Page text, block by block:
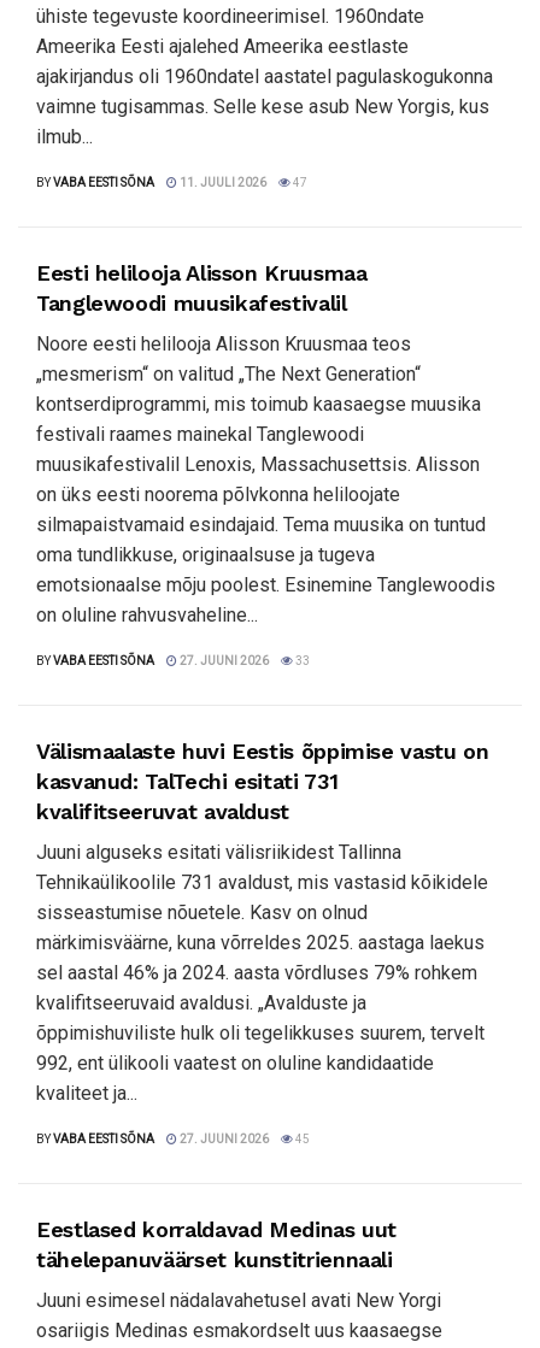
ühiste tegevuste koordineerimisel. 1960ndate
Ameerika Eesti ajalehed Ameerika eestlaste
ajakirjandus oli 1960ndatel aastatel pagulaskogukonna
vaimne tugisammas. Selle kese asub New Yorgis, kus
ilmub...
BYVABA EESTI SÕNA 11. JUULI 2026 47
Eesti helilooja Alisson Kruusmaa
Tanglewoodi muusikafestivalil
Noore eesti helilooja Alisson Kruusmaa teos
„mesmerism“ on valitud „The Next Generation“
kontserdiprogrammi, mis toimub kaasaegse muusika
festivali raames mainekal Tanglewoodi
muusikafestivalil Lenoxis, Massachusettsis. Alisson
on üks eesti noorema põlvkonna heliloojate
silmapaistvamaid esindajaid. Tema muusika on tuntud
oma tundlikkuse, originaalsuse ja tugeva
emotsionaalse mõju poolest. Esinemine Tanglewoodis
on oluline rahvusvaheline...
BYVABA EESTI SÕNA 27. JUUNI 2026 33
Välismaalaste huvi Eestis õppimise vastu on
kasvanud: TalTechi esitati 731
kvalifitseeruvat avaldust
Juuni alguseks esitati välisriikidest Tallinna
Tehnikaülikoolile 731 avaldust, mis vastasid kõikidele
sisseastumise nõuetele. Kasv on olnud
märkimisväärne, kuna võrreldes 2025. aastaga laekus
sel aastal 46% ja 2024. aasta võrdluses 79% rohkem
kvalifitseeruvaid avaldusi. „Avalduste ja
õppimishuviliste hulk oli tegelikkuses suurem, tervelt
992, ent ülikooli vaatest on oluline kandidaatide
kvaliteet ja...
BYVABA EESTI SÕNA 27. JUUNI 2026 45
Eestlased korraldavad Medinas uut
tähelepanuväärset kunstitriennaali
Juuni esimesel nädalavahetusel avati New Yorgi
osariigis Medinas esmakordselt uus kaasaegse